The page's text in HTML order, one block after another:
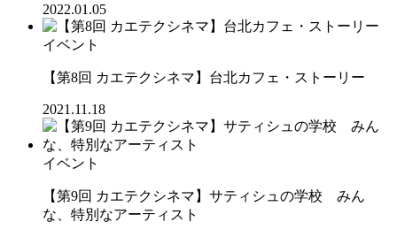
2022.01.05
イベント
【第8回 カエテクシネマ】台北カフェ・ストーリー
2021.11.18
イベント
【第9回 カエテクシネマ】サティシュの学校 みん
な、特別なアーティスト